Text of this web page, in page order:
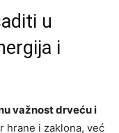
u
i
važnost drveću i
hrane i zaklona, već